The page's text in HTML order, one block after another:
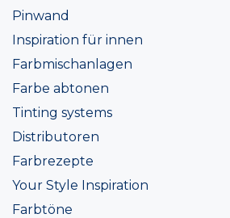
Pinwand
Inspiration für innen
Farbmischanlagen
Farbe abtonen
Tinting systems
Distributoren
Farbrezepte
Your Style Inspiration
Farbtöne